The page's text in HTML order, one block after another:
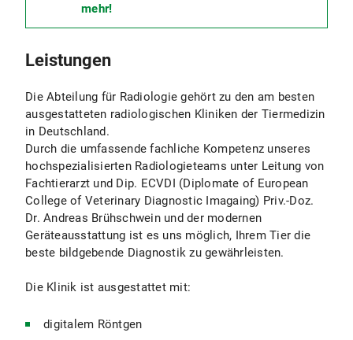
mehr!
Leistungen
Die Abteilung für Radiologie gehört zu den am besten
ausgestatteten radiologischen Kliniken der Tiermedizin
in Deutschland.
Durch die umfassende fachliche Kompetenz unseres
hochspezialisierten Radiologieteams unter Leitung von
Fachtierarzt und Dip. ECVDI (Diplomate of European
College of Veterinary Diagnostic Imagaing) Priv.-Doz.
Dr. Andreas Brühschwein und der modernen
Geräteausstattung ist es uns möglich, Ihrem Tier die
beste bildgebende Diagnostik zu gewährleisten.
Die Klinik ist ausgestattet mit:
digitalem Röntgen